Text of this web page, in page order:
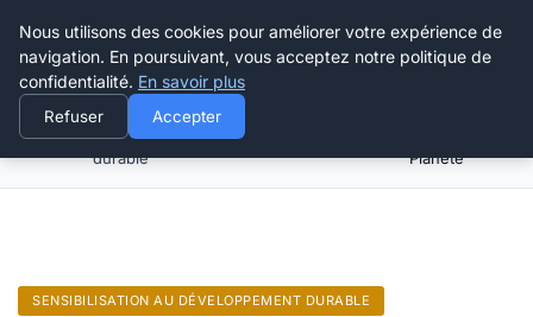
Happy Calyx Farmer
Sensibilisation au développement
durable
Planète
SENSIBILISATION AU DÉVELOPPEMENT DURABLE
Nous utilisons des cookies pour améliorer votre expérience de
navigation. En poursuivant, vous acceptez notre politique de
confidentialité. En savoir plus
Refuser Accepter